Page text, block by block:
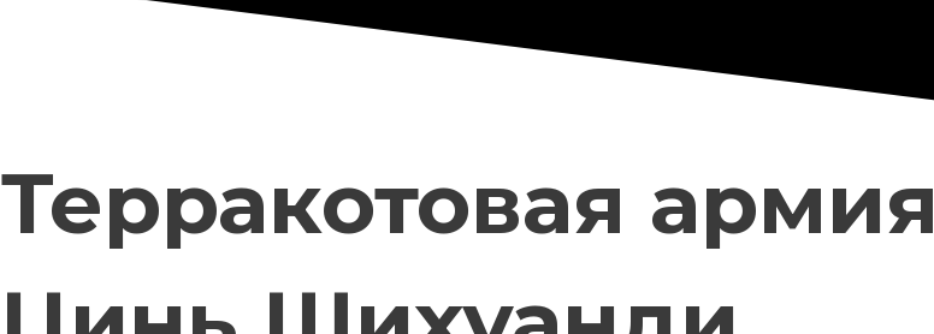
Терракотовая армия